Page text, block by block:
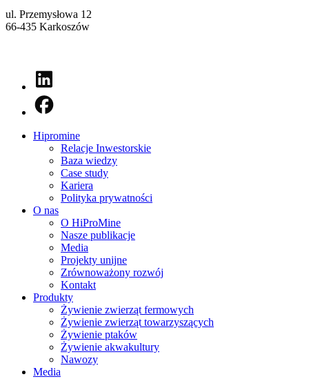
ul. Przemysłowa 12
66-435 Karkoszów
Hipromine
Relacje Inwestorskie
Baza wiedzy
Case study
Kariera
Polityka prywatności
O nas
O HiProMine
Nasze publikacje
Media
Projekty unijne
Zrównoważony rozwój
Kontakt
Produkty
Żywienie zwierząt fermowych
Żywienie zwierząt towarzyszących
Żywienie ptaków
Żywienie akwakultury
Nawozy
Media